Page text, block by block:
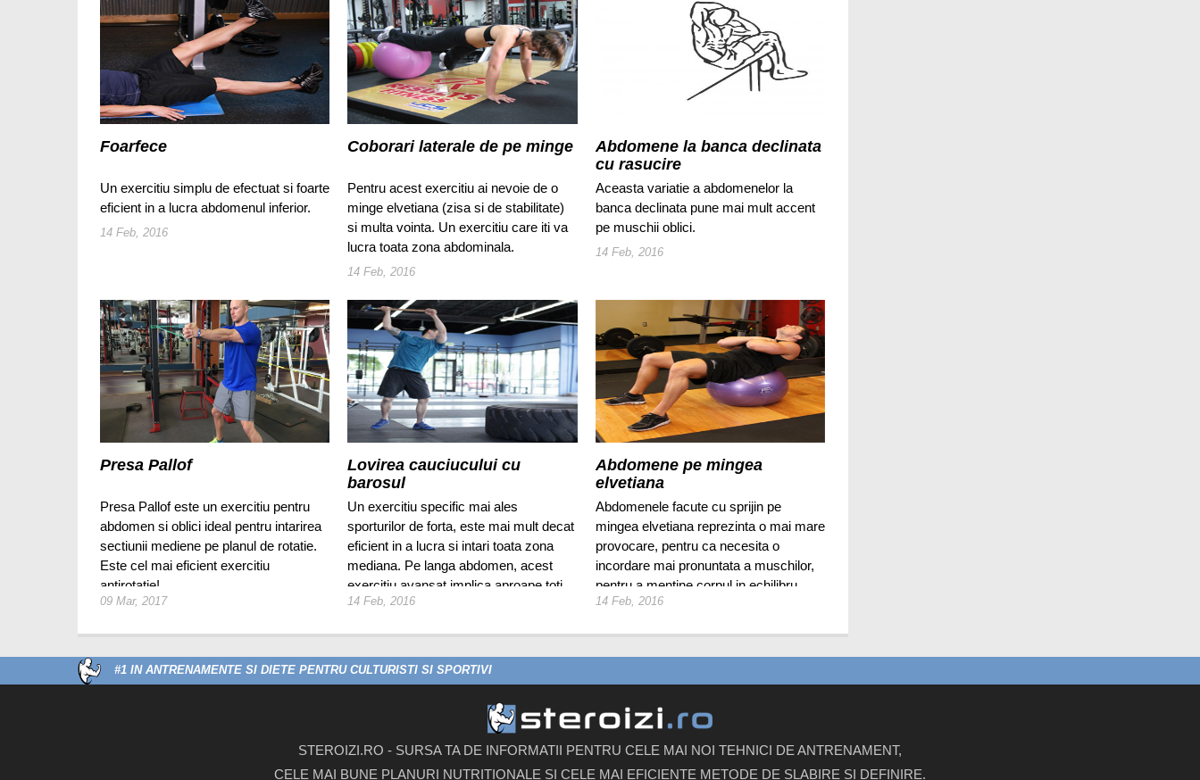
Foarfece
Un exercitiu simplu de efectuat si foarte
eficient in a lucra abdomenul inferior.
14 Feb, 2016
Coborari laterale de pe minge
Pentru acest exercitiu ai nevoie de o
minge elvetiana (zisa si de stabilitate)
si multa vointa. Un exercitiu care iti va
lucra toata zona abdominala.
14 Feb, 2016
Abdomene la banca declinata
cu rasucire
Aceasta variatie a abdomenelor la
banca declinata pune mai mult accent
pe muschii oblici.
14 Feb, 2016
Presa Pallof
Presa Pallof este un exercitiu pentru
abdomen si oblici ideal pentru intarirea
sectiunii mediene pe planul de rotatie.
Este cel mai eficient exercitiu
antirotatie!
09 Mar, 2017
Lovirea cauciucului cu
barosul
Un exercitiu specific mai ales
sporturilor de forta, este mai mult decat
eficient in a lucra si intari toata zona
mediana. Pe langa abdomen, acest
exercitiu avansat implica aproape toti
muschii din corp. Singura problema
14 Feb, 2016
Abdomene pe mingea
elvetiana
Abdomenele facute cu sprijin pe
mingea elvetiana reprezinta o mai mare
provocare, pentru ca necesita o
incordare mai pronuntata a muschilor,
pentru a mentine corpul in echilibru.
14 Feb, 2016
#1 IN ANTRENAMENTE SI DIETE PENTRU CULTURISTI SI SPORTIVI
STEROIZI.RO - SURSA TA DE INFORMATII PENTRU CELE MAI NOI TEHNICI DE ANTRENAMENT,
CELE MAI BUNE PLANURI NUTRITIONALE SI CELE MAI EFICIENTE METODE DE SLABIRE SI DEFINIRE.